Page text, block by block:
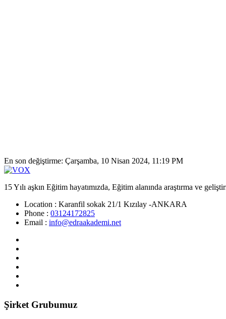
En son değiştirme: Çarşamba, 10 Nisan 2024, 11:19 PM
15 Yılı aşkın Eğitim hayatımızda, Eğitim alanında araştırma ve
Location : Karanfil sokak 21/1 Kızılay -ANKARA
Phone : 03124172825
Email : info@edraakademi.net
Şirket Grubumuz